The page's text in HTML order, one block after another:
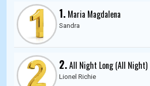
1. Maria Magdalena
Sandra
2.All Night Long (All Night)
Lionel Richie